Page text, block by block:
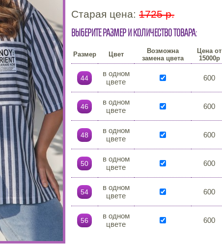
Старая цена: 1725 р.
Выберите размер и количество товара:
Размер Цвет
Возможна
замена цвета
Цена от
15000р
44
в одном
цвете
600
46
в одном
цвете
600
48
в одном
цвете
600
50
в одном
цвете
600
54
в одном
цвете
600
56
в одном
цвете
600